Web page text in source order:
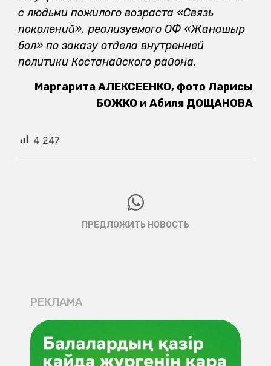
ПРЕДЛОЖИТЬ НОВОСТЬ
РЕКЛАМА